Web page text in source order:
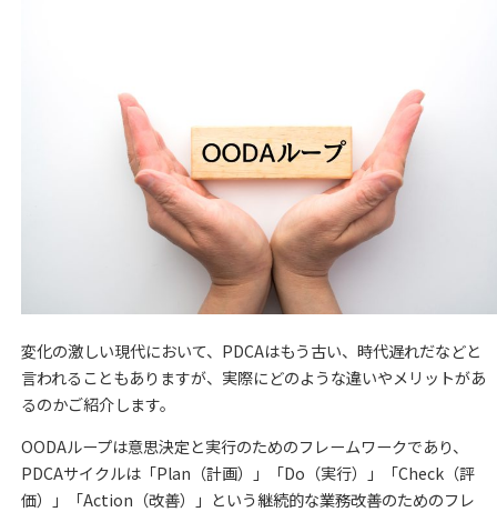
変化の激しい現代において、PDCAはもう古い、時代遅れだなどと
言われることもありますが、実際にどのような違いやメリットがあ
るのかご紹介します。
OODAループは意思決定と実行のためのフレームワークであり、
PDCAサイクルは「Plan（計画）」「Do（実行）」「Check（評
価）」「Action（改善）」という継続的な業務改善のためのフレ